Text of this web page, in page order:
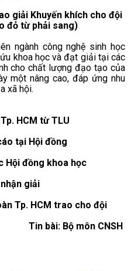
giải Khuyến khích cho đội
đỏ từ phải sang)
ngành công nghệ sinh học
khoa học và đạt giải tại các
cho chất lượng đạo tạo của
một nâng cao, đáp ứng nhu
xã hội.
HCM từ TLU
tại Hội đồng
Hội đồng khoa học
giải
Tp. HCM trao cho đội
Tin bài: Bộ môn CNSH